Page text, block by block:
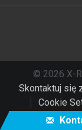
© 2026 X-
Skontaktuj się
Cookie